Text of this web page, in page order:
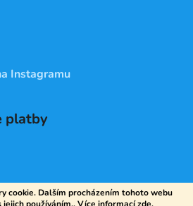
cookie. Dalším procházením tohoto webu
Instagramu
platby